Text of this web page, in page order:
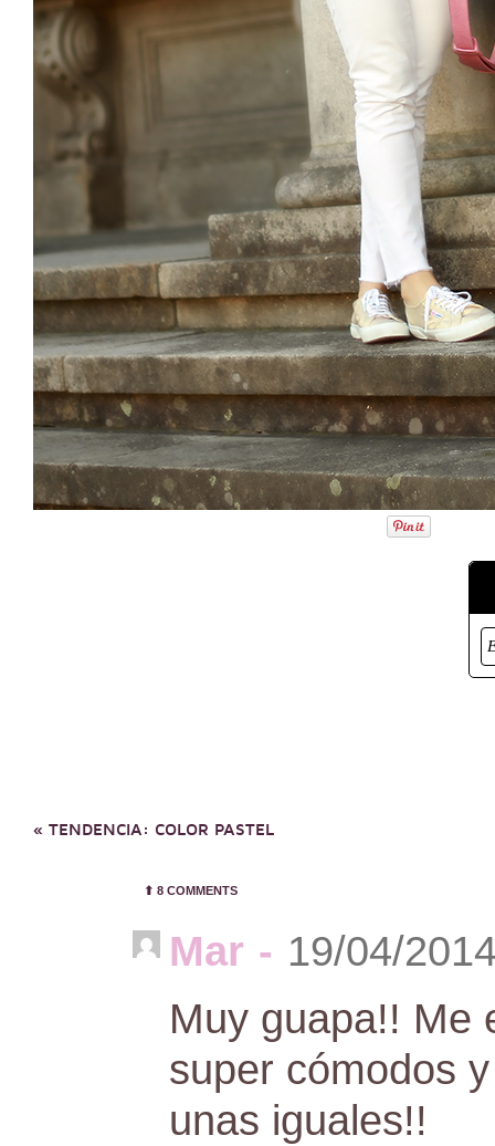
« TENDENCIA: COLOR PASTEL
⬆︎ 8 COMMENTS
Mar - 19/04/
Muy guapa!! Me
super cómodos
unas iguales!!